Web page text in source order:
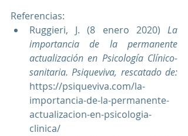
Referencias:
Ruggieri, J. (8 enero 2020) La
importancia de la permanente
actualización en Psicología Clínico-
sanitaria. Psiqueviva, rescatado de:
https://psiqueviva.com/la-
importancia-de-la-permanente-
actualizacion-en-psicologia-
clinica/